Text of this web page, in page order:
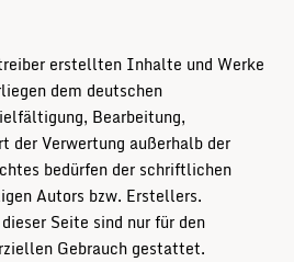
erstellten Inhalte und Werke
dem deutschen
Bearbeitung,
der Verwertung außerhalb der
bedürfen der schriftlichen
Autors bzw. Erstellers.
Seite sind nur für den
Gebrauch gestattet.